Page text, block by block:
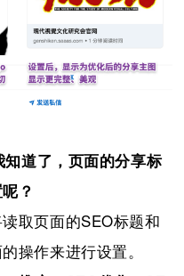
道了，页面的分享标
？
取页面的SEO标题和
操作来进行设置。